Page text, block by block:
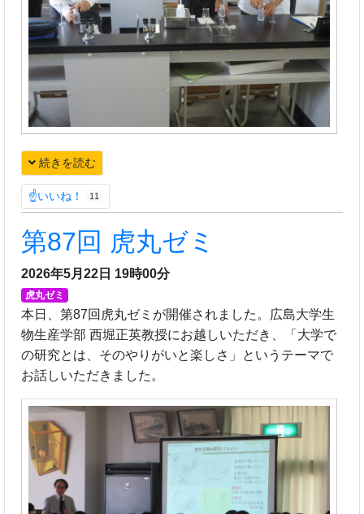
続きを読む
☝いいね！ 11
第87回 虎丸ゼミ
2026年5月22日 19時00分
虎丸ゼミ
本日、第87回虎丸ゼミが開催されました。広島大学生
物生産学部 西堀正英教授にお越しいただき、「大学で
の研究とは、そのやりがいと楽しさ」というテーマで
お話しいただきました。